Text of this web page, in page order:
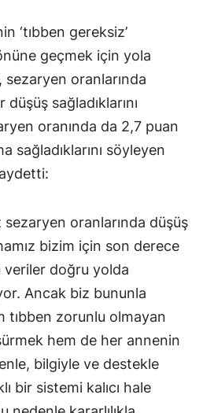
‘tıbben gereksiz’
geçmek için yola
sezaryen oranlarında
düşüş sağladıklarını
oranında da 2,7 puan
sağladıklarını söyleyen
sezaryen oranlarında düşüş
bizim için son derece
veriler doğru yolda
Ancak biz bununla
tıbben zorunlu olmayan
hem de her annenin
bilgiyle ve destekle
bir sistemi kalıcı hale